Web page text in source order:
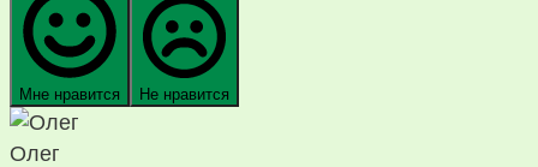
Мне нравится Не нравится
Олег